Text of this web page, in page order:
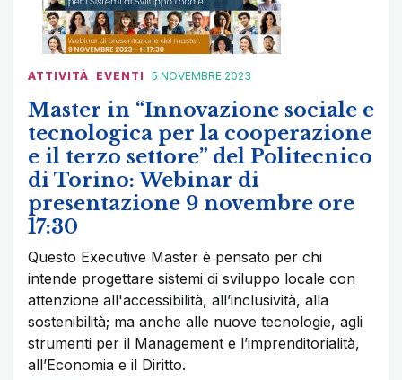
ATTIVITÀ EVENTI 5 NOVEMBRE 2023
Master in “Innovazione sociale e
tecnologica per la cooperazione
e il terzo settore” del Politecnico
di Torino: Webinar di
presentazione 9 novembre ore
17:30
Questo Executive Master è pensato per chi
intende progettare sistemi di sviluppo locale con
attenzione all'accessibilità, all’inclusività, alla
sostenibilità; ma anche alle nuove tecnologie, agli
strumenti per il Management e l’imprenditorialità,
all’Economia e il Diritto.